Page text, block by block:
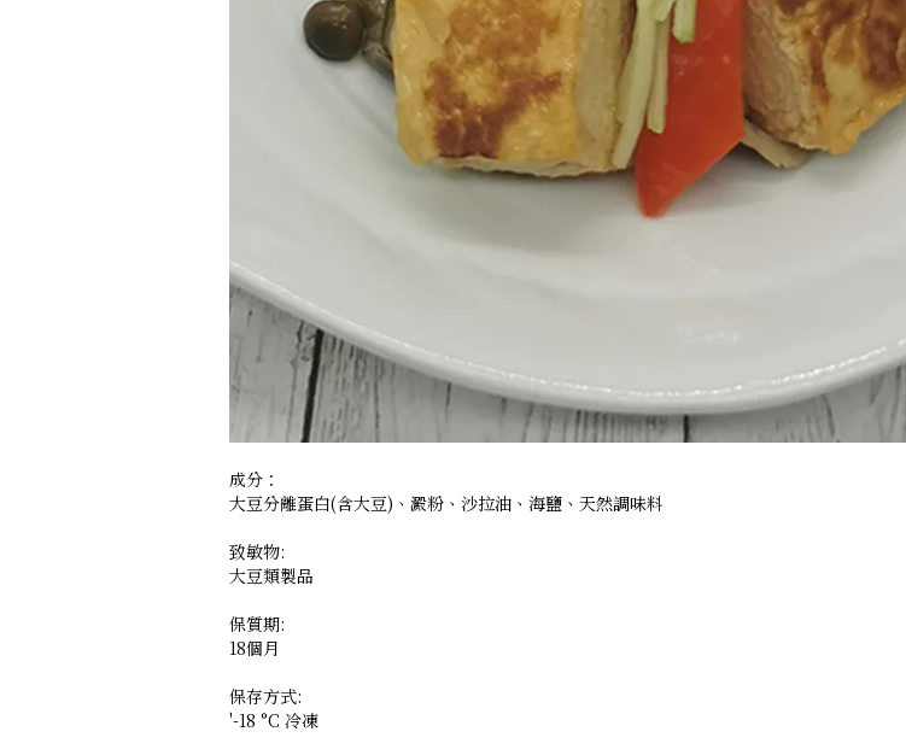
成分：
大豆分離蛋白(含大豆)、澱粉、沙拉油、海鹽、天然調味料
致敏物:
大豆類製品
保質期:
18個月
保存方式:
'-18 °C 冷凍